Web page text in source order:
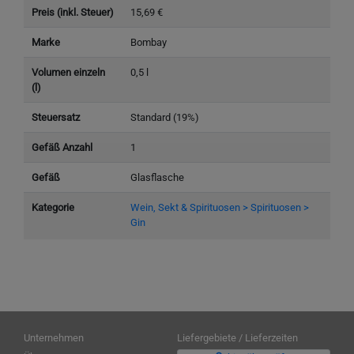
Preis (inkl. Steuer) 15,69 €
Marke Bombay
Volumen einzeln
(l)
0,5 l
Steuersatz Standard (19%)
Gefäß Anzahl 1
Gefäß Glasflasche
Kategorie
Wein, Sekt & Spirituosen > Spirituosen >
Gin
Unternehmen
Liefergebiete / Lieferzeiten